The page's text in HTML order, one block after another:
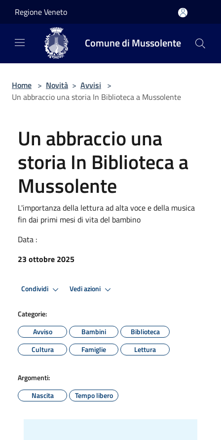
Regione Veneto
Comune di Mussolente
Home > Novità > Avvisi >
Un abbraccio una storia In Biblioteca a Mussolente
Un abbraccio una
storia In Biblioteca a
Mussolente
L'importanza della lettura ad alta voce e della musica
fin dai primi mesi di vita del bambino
Data :
23 ottobre 2025
Condividi Vedi azioni
Categorie:
Avviso
Bambini
Biblioteca
Cultura
Famiglie Lettura
Argomenti:
Nascita
Tempo libero